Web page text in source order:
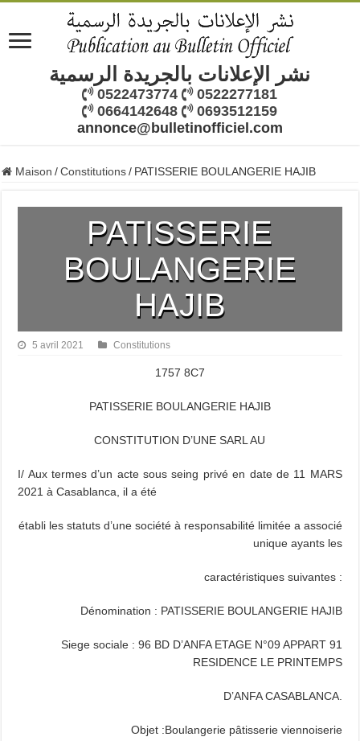
نشر الإعلانات بالجريدة الرسمية
0522473774
0522277181
0664142648
0693512159
annonce@bulletinofficiel.com
Maison / Constitutions / PATISSERIE BOULANGERIE HAJIB
PATISSERIE
BOULANGERIE
HAJIB
5 avril 2021 Constitutions
1757 8C7
PATISSERIE BOULANGERIE HAJIB
CONSTITUTION D’UNE SARL AU
I/ Aux termes d’un acte sous seing privé en date de 11 MARS
2021 à Casablanca, il a été
établi les statuts d’une société à responsabilité limitée a associé
unique ayants les
caractéristiques suivantes :
Dénomination : PATISSERIE BOULANGERIE HAJIB
Siege sociale : 96 BD D’ANFA ETAGE N°09 APPART 91
RESIDENCE LE PRINTEMPS
D’ANFA CASABLANCA.
Objet :Boulangerie pâtisserie viennoiserie